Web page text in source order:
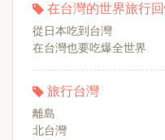
在台灣的世界旅行
從日本吃到台灣
在台灣也要吃爆全世界
旅行台灣
離島
北台灣